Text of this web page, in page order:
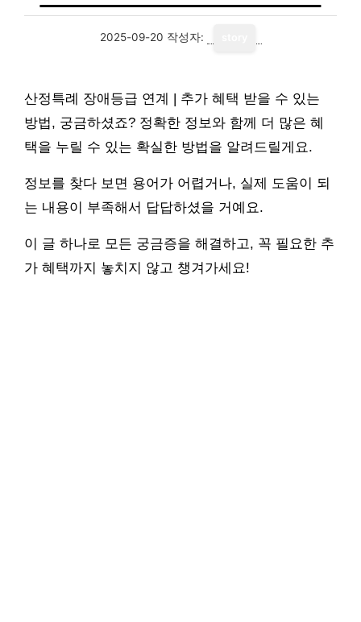
2025-09-20 작성자:
산정특례 장애등급 연계 | 추가 혜택 받을 수 있는
방법, 궁금하셨죠? 정확한 정보와 함께 더 많은 혜
택을 누릴 수 있는 확실한 방법을 알려드릴게요.
정보를 찾다 보면 용어가 어렵거나, 실제 도움이 되
는 내용이 부족해서 답답하셨을 거예요.
이 글 하나로 모든 궁금증을 해결하고, 꼭 필요한 추
가 혜택까지 놓치지 않고 챙겨가세요!